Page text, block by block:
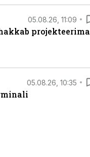
05.08.26, 11:09
projekteerima
05.08.26, 10:35